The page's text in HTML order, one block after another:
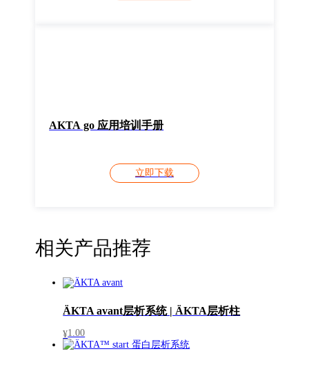
AKTA go 应用培训手册
立即下载
相关产品推荐
ÄKTA avant层析系统 | ÄKTA层析柱
¥1.00